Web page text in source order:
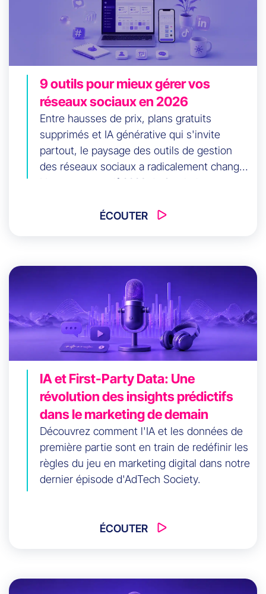
9 outils pour mieux gérer vos
réseaux sociaux en 2026
Entre hausses de prix, plans gratuits
supprimés et IA générative qui s'invite
partout, le paysage des outils de gestion
des réseaux sociaux a radicalement changé.
Notre comparatif 2026 de 9 solutions, avec
correspond vraiment à vos besoins.
ÉCOUTER
IA et First-Party Data: Une
révolution des insights prédictifs
dans le marketing de demain
Découvrez comment l'IA et les données de
première partie sont en train de redéfinir les
règles du jeu en marketing digital dans notre
dernier épisode d'AdTech Society.
ÉCOUTER